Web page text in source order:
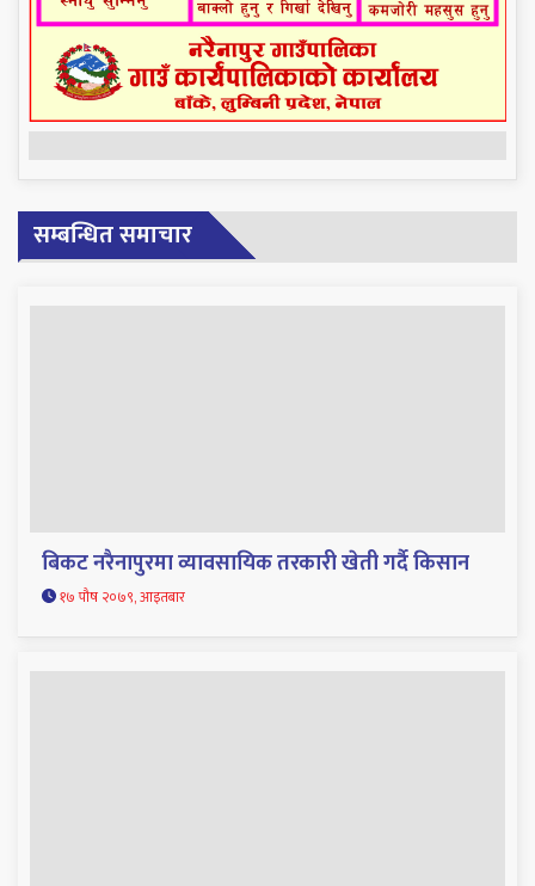
सम्बन्धित समाचार
बिकट नरैनापुरमा व्यावसायिक तरकारी खेती गर्दै किसान
१७ पौष २०७९, आइतबार